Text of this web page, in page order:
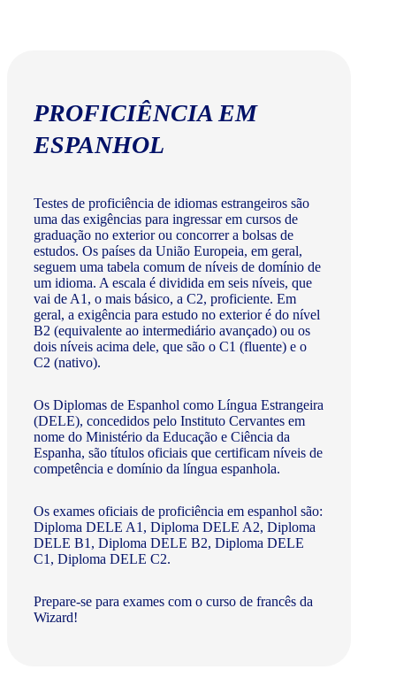
PROFICIÊNCIA EM
ESPANHOL
Testes de proficiência de idiomas estrangeiros são
uma das exigências para ingressar em cursos de
graduação no exterior ou concorrer a bolsas de
estudos. Os países da União Europeia, em geral,
seguem uma tabela comum de níveis de domínio de
um idioma. A escala é dividida em seis níveis, que
vai de A1, o mais básico, a C2, proficiente. Em
geral, a exigência para estudo no exterior é do nível
B2 (equivalente ao intermediário avançado) ou os
dois níveis acima dele, que são o C1 (fluente) e o
C2 (nativo).
Os Diplomas de Espanhol como Língua Estrangeira
(DELE), concedidos pelo Instituto Cervantes em
nome do Ministério da Educação e Ciência da
Espanha, são títulos oficiais que certificam níveis de
competência e domínio da língua espanhola.
Os exames oficiais de proficiência em espanhol são:
Diploma DELE A1, Diploma DELE A2, Diploma
DELE B1, Diploma DELE B2, Diploma DELE
C1, Diploma DELE C2.
Prepare-se para exames com o curso de francês da
Wizard!